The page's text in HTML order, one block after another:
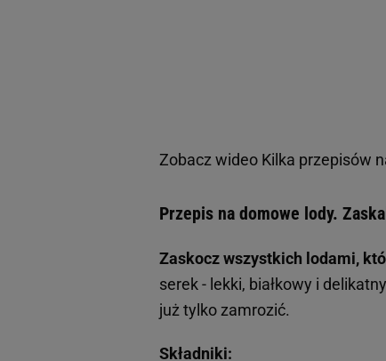
Zobacz wideo Kilka przepisów
Przepis na domowe lody.
Zaskocz wszystkich lodami,
serek - lekki, białkowy i
już tylko zamrozić.
Składniki: